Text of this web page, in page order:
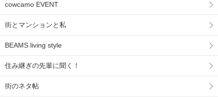
cowcamo EVENT
街とマンションと私
BEAMS living style
住み継ぎの先輩に聞く！
街のネタ帖